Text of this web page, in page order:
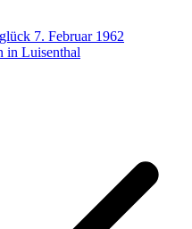
7. Februar 1962
in Luisenthal